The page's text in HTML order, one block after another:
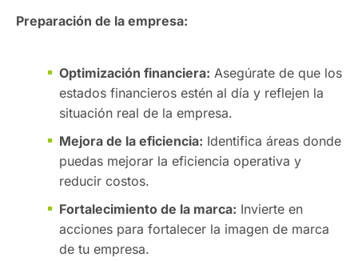
Preparación de la empresa:
Optimización financiera: Asegúrate de que los
estados financieros estén al día y reflejen la
situación real de la empresa.
Mejora de la eficiencia: Identifica áreas donde
puedas mejorar la eficiencia operativa y
reducir costos.
Fortalecimiento de la marca: Invierte en
acciones para fortalecer la imagen de marca
de tu empresa.